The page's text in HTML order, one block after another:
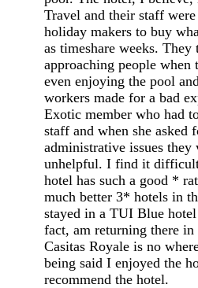
Travel and their staff
holiday makers to buy
as timeshare weeks.
approaching people
even enjoying the pool
workers made for a bad
Exotic member who had
staff and when she asked
administrative issues they
unhelpful. I find it
hotel has such a good *
much better 3* hotels in
stayed in a TUI Blue
fact, am returning there
Casitas Royale is no
being said I enjoyed the
recommend the hotel.